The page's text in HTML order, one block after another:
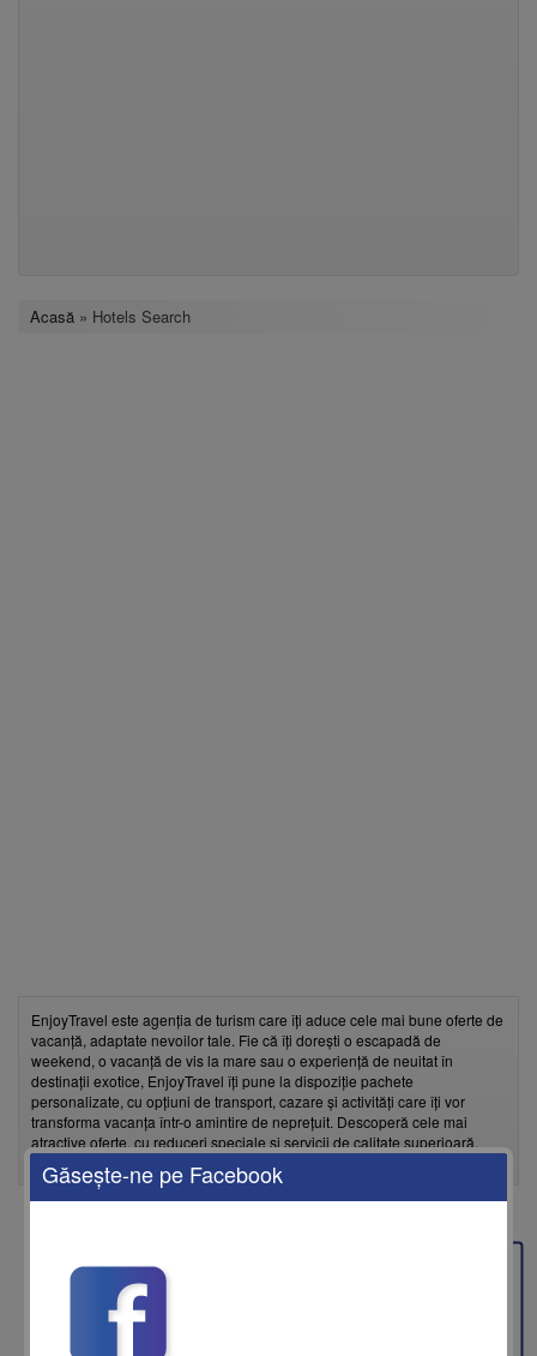
Acasă » Hotels Search
EnjoyTravel este agenția de turism care îți aduce cele mai bune oferte de
vacanță, adaptate nevoilor tale. Fie că îți dorești o escapadă de
weekend, o vacanță de vis la mare sau o experiență de neuitat în
destinații exotice, EnjoyTravel îți pune la dispoziție pachete
personalizate, cu opțiuni de transport, cazare și activități care îți vor
transforma vacanța într-o amintire de neprețuit. Descoperă cele mai
atractive oferte, cu reduceri speciale și servicii de calitate superioară,
Găseşte-ne pe Facebook